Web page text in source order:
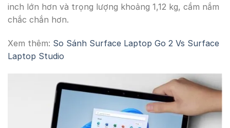
inch lớn hơn và trọng lượng khoảng 1,12 kg, cầm nắm
chắc chắn hơn.
Xem thêm: So Sánh Surface Laptop Go 2 Vs Surface
Laptop Studio